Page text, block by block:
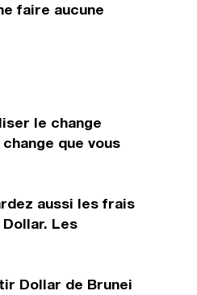
faire aucune
le change
que vous
aussi les frais
Les
Dollar de Brunei